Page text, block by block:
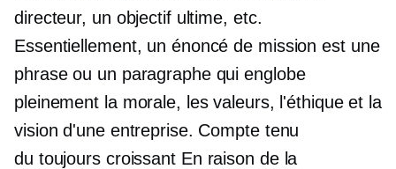
directeur, un objectif ultime, etc.
Essentiellement, un énoncé de mission est une
phrase ou un paragraphe qui englobe
pleinement la morale, les valeurs, l'éthique et la
vision d'une entreprise. Compte tenu
du toujours croissantEn raison de la